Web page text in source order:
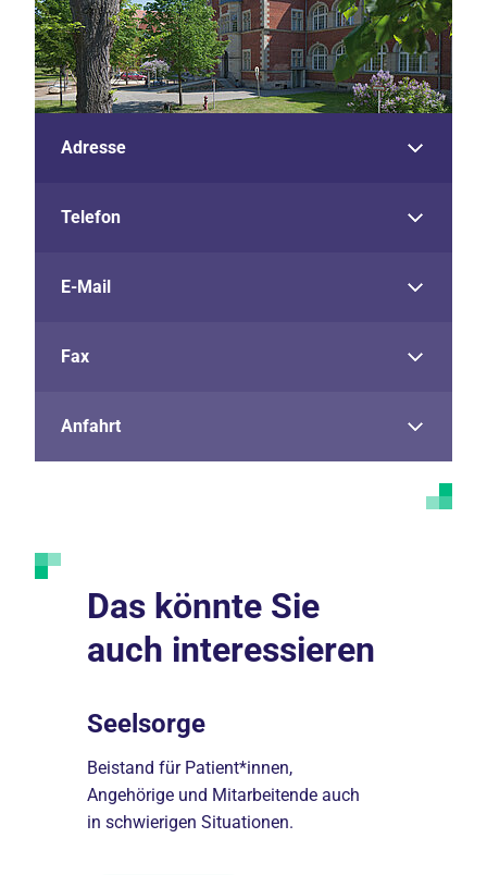
Adresse
Telefon
E-Mail
Fax
Anfahrt
Das könnte Sie
auch interessieren
Seelsorge
Beistand für Patient*innen,
Angehörige und Mitarbeitende auch
in schwierigen Situationen.